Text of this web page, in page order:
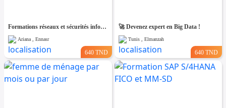
Formations réseaux et sécurités informatiques
Ariana , Ennasr
640 TND
🚀 Devenez expert en Big Data !
Tunis , Elmanzah
640 TND